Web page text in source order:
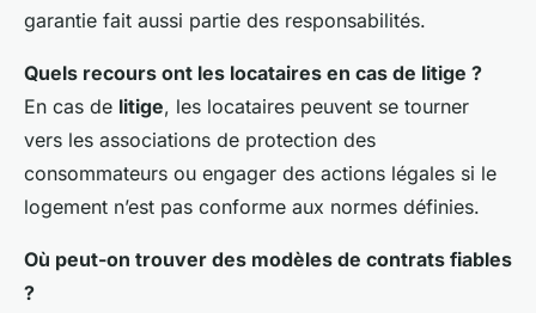
garantie fait aussi partie des responsabilités.
Quels recours ont les locataires en cas de litige ?
En cas de litige, les locataires peuvent se tourner
vers les associations de protection des
consommateurs ou engager des actions légales si le
logement n’est pas conforme aux normes définies.
Où peut-on trouver des modèles de contrats fiables
?